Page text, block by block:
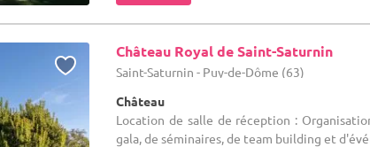
Château Royal de Saint-Saturnin
Saint-Saturnin - Puy-de-Dôme (63)
Château
Location de salle de réception :
gala, de séminaires, de team building et